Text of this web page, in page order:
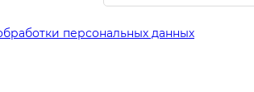
персональных данных